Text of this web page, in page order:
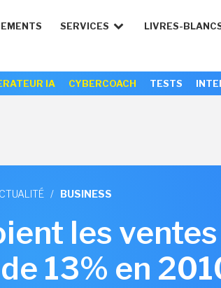
SERVICES LIVRES-
IA CYBERCOACH TESTS
/ BUSINESS
les ventes
13% en